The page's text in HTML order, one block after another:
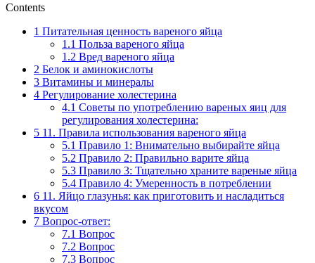
Contents
1 Питательная ценность вареного яйца
1.1 Польза вареного яйца
1.2 Вред вареного яйца
2 Белок и аминокислоты
3 Витамины и минералы
4 Регулирование холестерина
4.1 Советы по употреблению вареных яиц для
регулирования холестерина:
5 11. Правила использования вареного яйца
5.1 Правило 1: Внимательно выбирайте яйца
5.2 Правило 2: Правильно варите яйца
5.3 Правило 3: Тщательно храните вареные яйца
5.4 Правило 4: Умеренность в потреблении
6 11. Яйцо глазунья: как приготовить и насладиться
вкусом
7 Вопрос-ответ:
7.1 Вопрос
7.2 Вопрос
7.3 Вопрос